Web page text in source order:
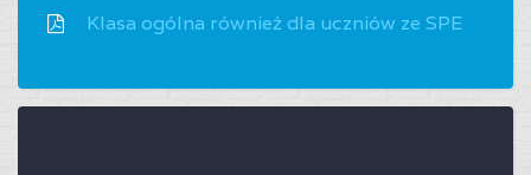
Klasa ogólna również dla uczniów ze SPE